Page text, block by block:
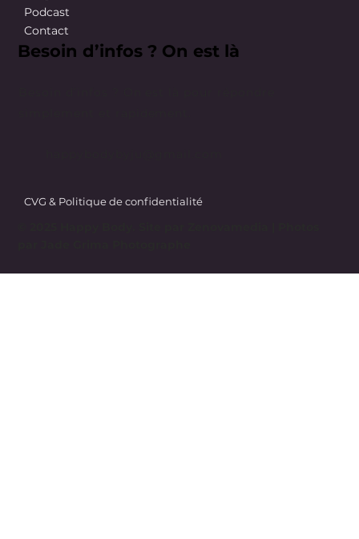
CVG & Politique de confidentialité
Podcast
Contact
Besoin d’infos ? On est là